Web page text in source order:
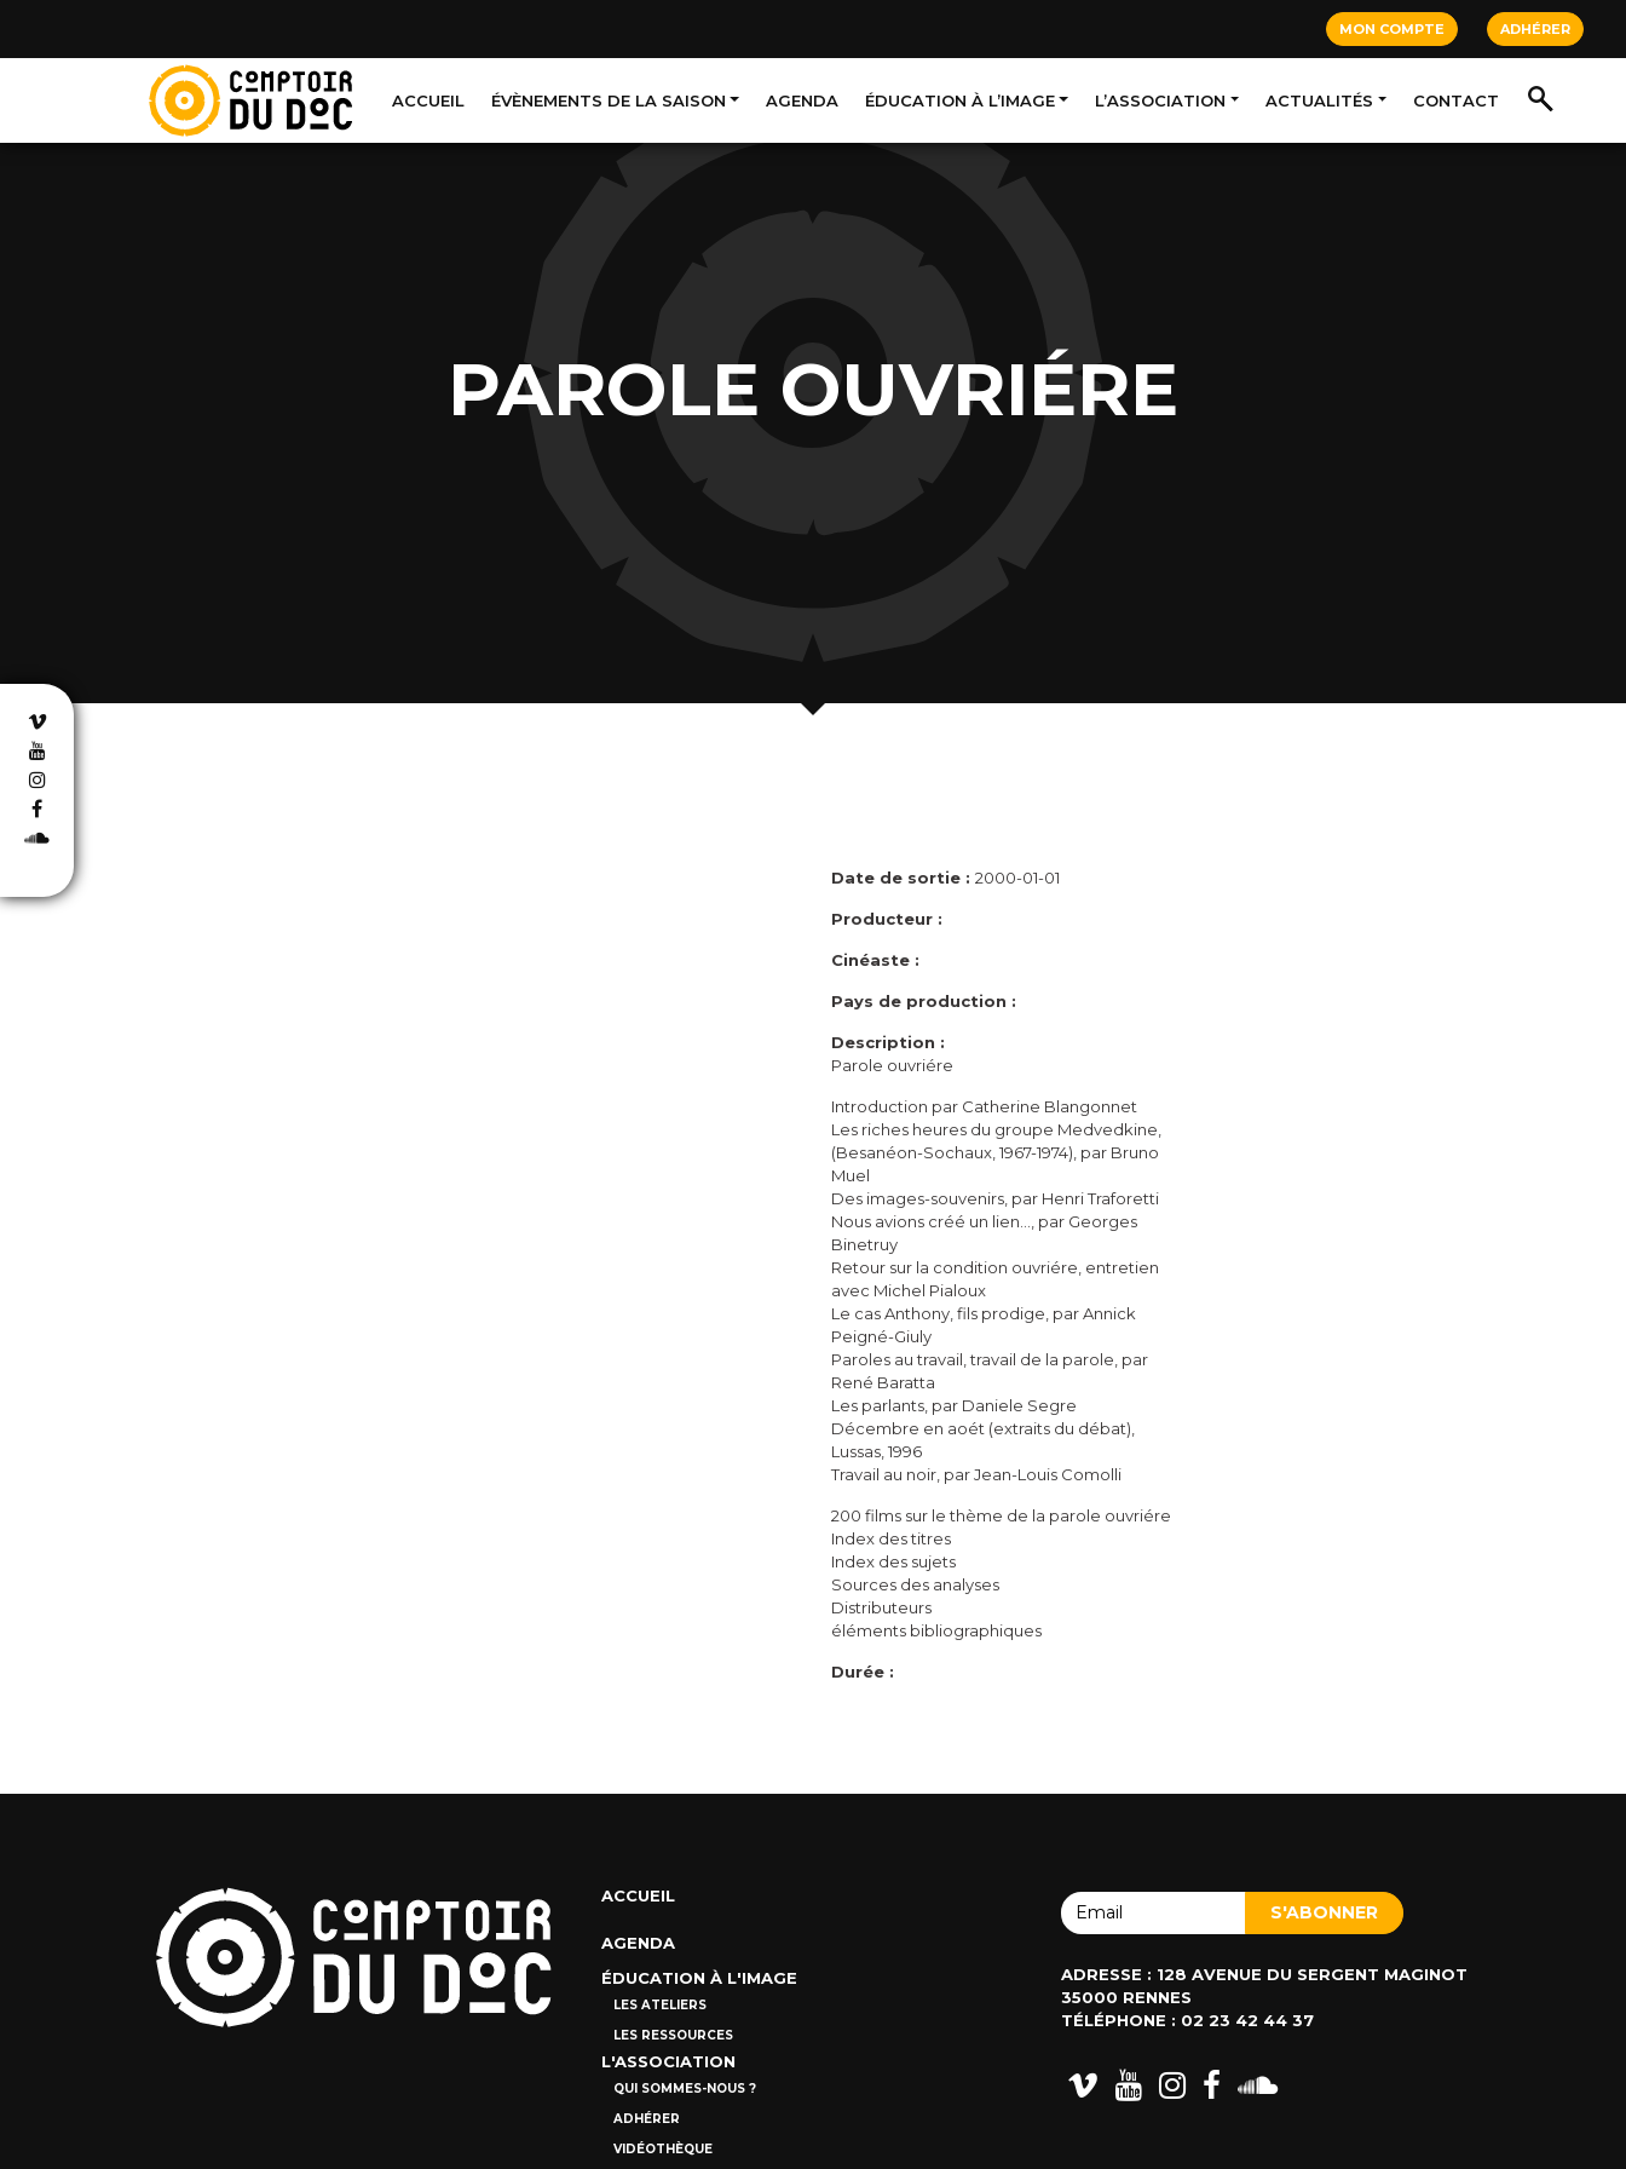
MON COMPTE ADHÉRER
ACCUEIL ÉVÈNEMENTS DE LA SAISON AGENDA ÉDUCATION À L’IMAGE L’ASSOCIATION ACTUALITÉS CONTACT
PAROLE OUVRIÉRE
Date de sortie : 2000-01-01
Producteur :
Cinéaste :
Pays de production :
Description :
Parole ouvriére
Introduction par Catherine Blangonnet
Les riches heures du groupe Medvedkine,
(Besanéon-Sochaux, 1967-1974), par Bruno
Muel
Des images-souvenirs, par Henri Traforetti
Nous avions créé un lien…, par Georges
Binetruy
Retour sur la condition ouvriére, entretien
avec Michel Pialoux
Le cas Anthony, fils prodige, par Annick
Peigné-Giuly
Paroles au travail, travail de la parole, par
René Baratta
Les parlants, par Daniele Segre
Décembre en aoét (extraits du débat),
Lussas, 1996
Travail au noir, par Jean-Louis Comolli
200 films sur le thème de la parole ouvriére
Index des titres
Index des sujets
Sources des analyses
Distributeurs
éléments bibliographiques
Durée :
ACCUEIL
AGENDA
ÉDUCATION À L'IMAGE
LES ATELIERS
LES RESSOURCES
L'ASSOCIATION
QUI SOMMES-NOUS ?
ADHÉRER
VIDÉOTHÈQUE
ADRESSE : 128 AVENUE DU SERGENT MAGINOT
35000 RENNES
TÉLÉPHONE : 02 23 42 44 37